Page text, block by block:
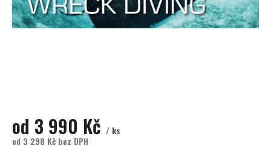
od 3 990 Kč / ks
od 3 298 Kč bez DPH